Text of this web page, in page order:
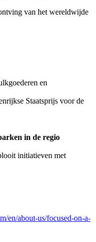
van het wereldwijde
en
Staatsprijs voor de
in de regio
initiatieven met
en/about-us/focused-on-a-